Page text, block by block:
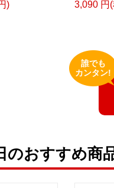
) 3,090 円
誰でも
カンタン!
のおすすめ商